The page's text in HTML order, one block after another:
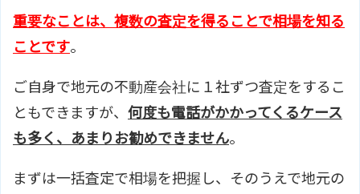
重要なことは、複数の査定を得ることで相場を知る
ことです。
ご自身で地元の不動産会社に１社ずつ査定をするこ
ともできますが、 何度も電話がかかってくるケース
も多く、あまりお勧めできません。
まずは一括査定で相場を把握し、そのうえで地元の